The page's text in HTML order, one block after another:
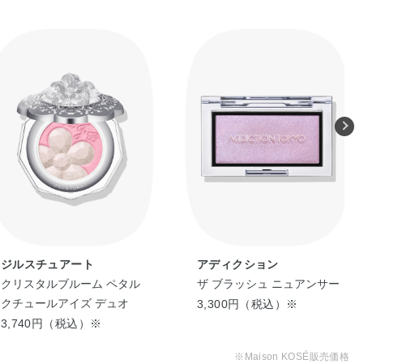
ジルスチュアート
クリスタルブルーム ペタル
クチュールアイズ デュオ
3,740円（税込）※
アディクション
ザ ブラッシュ ニュアンサー
3,300円（税込）※
※Maison KOSÉ販売価格